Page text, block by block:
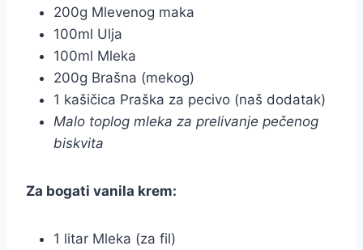
200g Mlevenog maka
100ml Ulja
100ml Mleka
200g Brašna (mekog)
1 kašičica Praška za pecivo (naš dodatak)
Malo toplog mleka za prelivanje pečenog
biskvita
Za bogati vanila krem:
1 litar Mleka (za fil)